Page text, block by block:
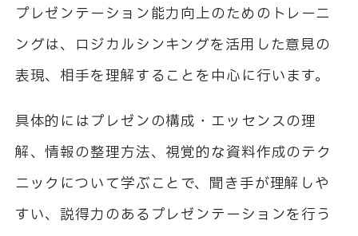
プレゼンテーション能力向上のためのトレーニ
ングは、ロジカルシンキングを活用した意見の
表現、相手を理解することを中心に行います。
具体的にはプレゼンの構成・エッセンスの理
解、情報の整理方法、視覚的な資料作成のテク
ニックについて学ぶことで、聞き手が理解しや
すい、説得力のあるプレゼンテーションを行う